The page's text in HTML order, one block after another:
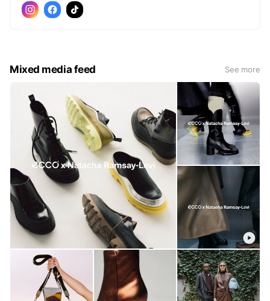
Mixed media feed See more